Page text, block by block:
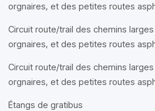
orgnaires, et des petites routes
Circuit route/trail des chemins
orgnaires, et des petites routes
Circuit route/trail des chemins
orgnaires, et des petites routes
Étangs de gratibus